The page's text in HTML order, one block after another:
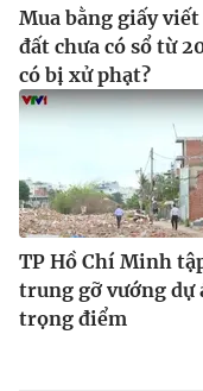
Mua bằng giấy
đất chưa có sổ từ
có bị xử phạt?
TP Hồ Chí Minh
trung gỡ vướng dự
trọng điểm